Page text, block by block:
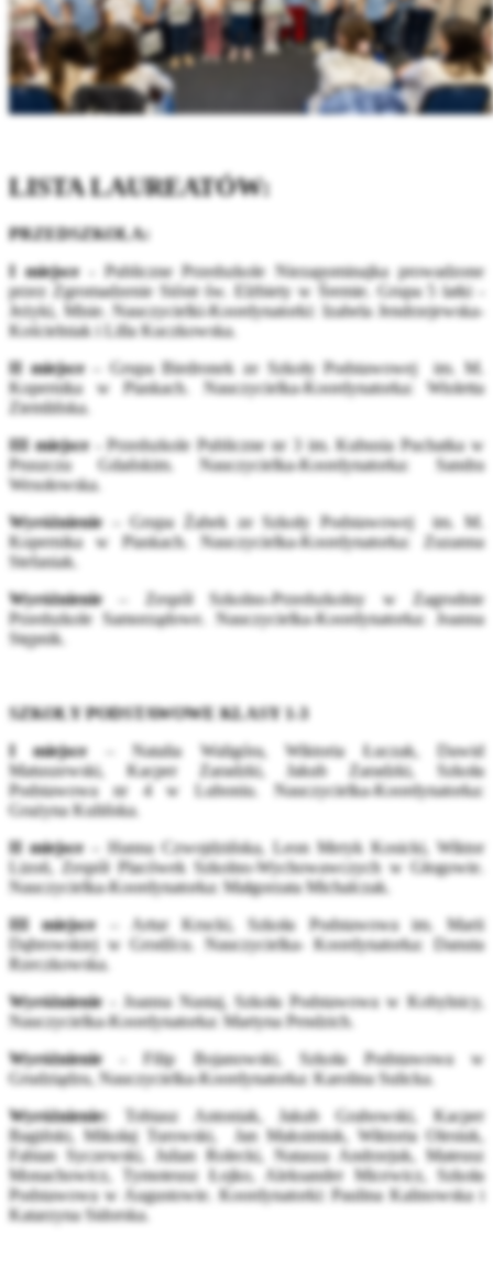
LISTA LAUREATÓW:
PRZEDSZKOLA:
I miejsce- Publiczne Przedszkole Niezapominajka prowadzone
przez Zgromadzenie Sióstr św. Elżbiety w Śremie. Grupa 5 latki -
Jeżyki, Misie. Nauczycielki-Koordynatorki: Izabela Jendrzejewska-
Kościelniak i Lilla Kuczkowska.
II miejsce– Grupa Biedronek ze Szkoły Podstawowej im. M.
Kopernika w Piaskach. Nauczycielka-Koordynatorka: Wioletta
Ziemlińska.
III miejsce- Przedszkole Publiczne nr 3 im. Kubusia Puchatka w
Pruszczu Gdańskim. Nauczycielka-Koordynatorka: Sandra
Wesołowska.
Wyróżnienie– Grupa Żabek ze Szkoły Podstawowej im. M.
Kopernika w Piaskach. Nauczycielka-Koordynatorka: Zuzanna
Stefaniak.
Wyróżnienie– Zespół Szkolno-Przedszkolny w Zagrodnie
Przedszkole Samorządowe. Nauczycielka-Koordynatorka: Joanna
Stępnik.
SZKOŁY PODSTAWOWE KLASY 1-3
I miejsce– Natalia Waligóra, Wiktoria Łuczak, Dawid
Matuszewski, Kacper Zaradzki, Jakub Zaradzki, Szkoła
Podstawowa nr 4 w Luboniu. Nauczycielka-Koordynatorka:
Grażyna Kulińska.
II miejsce– Hanna Czwojdzińska, Leon Meryk Kosicki, Wiktor
Lizoń, Zespół Placówek Szkolno-Wychowawczych w Głogowie.
Nauczycielka-Koordynatorka: Małgorzata Michalczak.
III miejsce– Artur Krucki, Szkoła Podstawowa im. Marii
Dąbrowskiej w Grodźcu. Nauczycielka- Koordynatorka: Danuta
Rzeczkowska.
Wyróżnienie- Joanna Nastaj, Szkoła Podstawowa w Kobylnicy,
Nauczycielka-Koordynatorka: Martyna Pendzich.
Wyróżnienie- Filip Bojanowski, Szkoła Podstawowa w
Grudziądzu, Nauczycielka-Koordynatorka: Karolina Sulicka.
Wyróżnienie: Tobiasz Antoniak, Jakub Grabowski, Kacper
Bagiński, Mikołaj Turowski, Jan Maksimiuk, Wiktoria Olesiuk,
Fabian Syczewski, Julian Rolecki, Natasza Andrzejuk, Mateusz
Monachowicz, Tymoteusz Łojko, Aleksander Micewicz, Szkoła
Podstawowa w Augustowie. Koordynatorki: Paulina Kalinowska i
Katarzyna Sidorska.